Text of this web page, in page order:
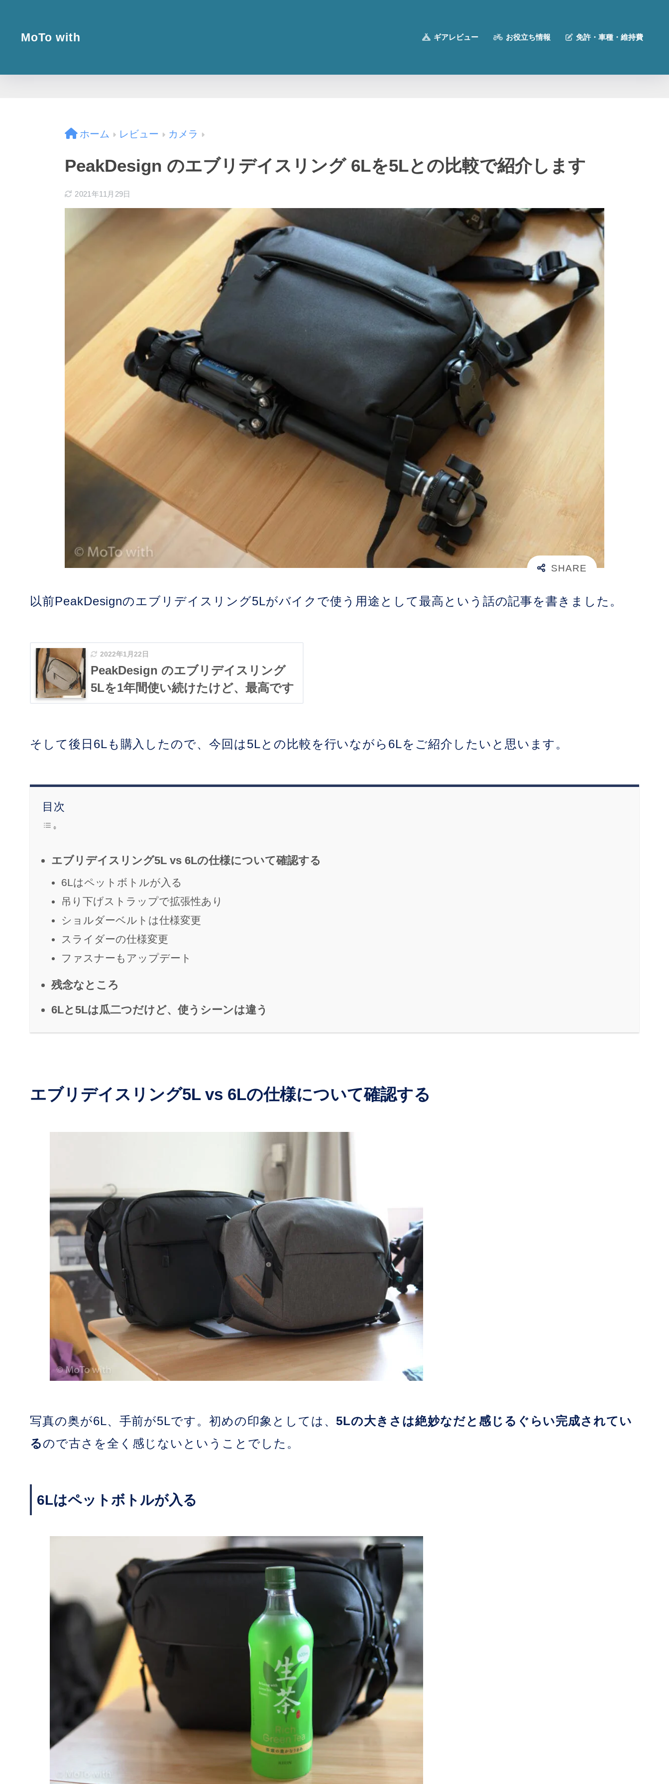
MoTo with ギアレビュー お役立ち情報 免許・車種・維持費
ホーム レビュー カメラ
PeakDesign のエブリデイスリング 6Lを5Lとの比較で紹介します
2021年11月29日
以前PeakDesignのエブリデイスリング5Lがバイクで使う用途として最高という話の記事を書きました。
2022年1月22日
PeakDesign のエブリデイスリング
5Lを1年間使い続けたけど、最高です
そして後日6Lも購入したので、今回は5Lとの比較を行いながら6Lをご紹介したいと思います。
目次
エブリデイスリング5L vs 6Lの仕様について確認する
6Lはペットボトルが入る
吊り下げストラップで拡張性あり
ショルダーベルトは仕様変更
スライダーの仕様変更
ファスナーもアップデート
残念なところ
6Lと5Lは瓜二つだけど、使うシーンは違う
エブリデイスリング5L vs 6Lの仕様について確認する
写真の奥が6L、手前が5Lです。初めの印象としては、5Lの大きさは絶妙なだと感じるぐらい完成されてい
るので古さを全く感じないということでした。
6Lはペットボトルが入る